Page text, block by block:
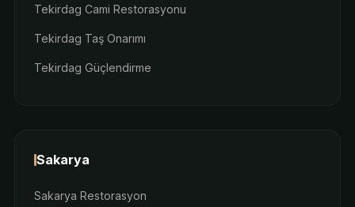
Tekirdag Cami Restorasyonu
Tekirdag Taş Onarımı
Tekirdag Güçlendirme
Sakarya
Sakarya Restorasyon